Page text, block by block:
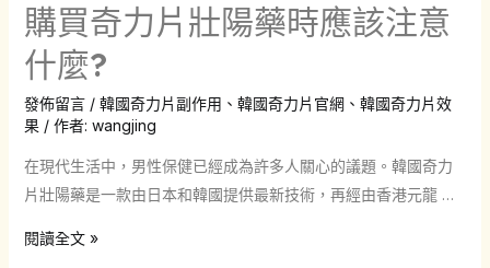
力
片
壯
陽
藥
在
性
活
購買奇力片壯陽藥時應該注意
什麼?
發佈留言 / 韓國奇力片副作用 、 韓國奇力片官網、 韓國奇力片效
果/ 作者: wangjing
在現代生活中，男性保健已經成為許多人關心的議題。韓國奇力
片壯陽藥是一款由日本和韓國提供最新技術，再經由香港元龍 …
購
閱讀全文 »